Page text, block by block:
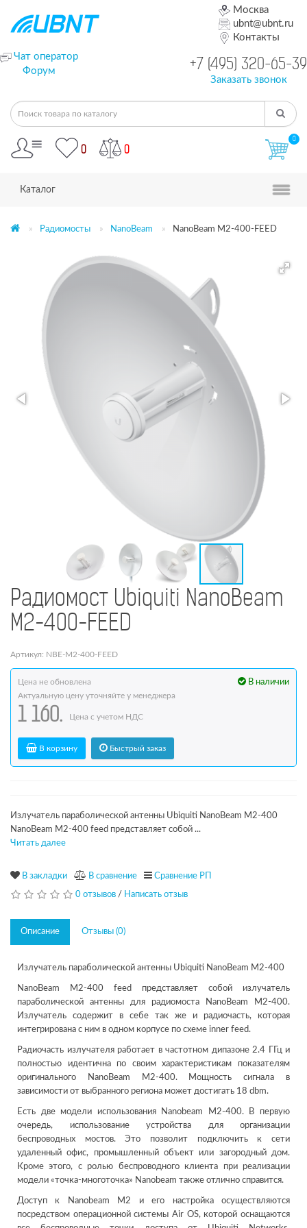
Москва
ubnt@ubnt.ru
Контакты
Чат оператор
Форум
+7 (495) 320-65-39
Заказать звонок
0 0
0
Каталог
Радиомосты NanoBeam NanoBeam M2-400-FEED
Радиомост Ubiquiti NanoBeam
M2-400-FEED
Артикул: NBE-M2-400-FEED
В наличии
Цена не обновлена
Актуальную цену уточняйте у менеджера
1 160. Цена с учетом НДС
В корзину Быстрый заказ
Излучатель параболической антенны Ubiquiti NanoBeam M2-400
NanoBeam M2-400 feed представляет собой ...
Читать далее
В закладки В сравнение Сравнение РП
0 отзывов / Написать отзыв
Описание Отзывы (0)
Излучатель параболической антенны Ubiquiti NanoBeam M2-400
NanoBeam M2-400 feed представляет собой излучатель
параболической антенны для радиомоста NanoBeam M2-400.
Излучатель содержит в себе так же и радиочасть, которая
интегрирована с ним в одном корпусе по схеме inner feed.
Радиочасть излучателя работает в частотном дипазоне 2.4 ГГц и
полностью идентична по своим характеристикам показателям
оригинального NanoBeam M2-400. Мощность сигнала в
зависимости от выбранного региона может достигать 18 dbm.
Есть две модели использования Nanobeam M2-400. В первую
очередь, использование устройства для организации
беспроводных мостов. Это позволит подключить к сети
удаленный офис, промышленный объект или загородный дом.
Кроме этого, с ролью беспроводного клиента при реализации
модели «точка-многоточка» Nanobeam также отлично справится.
Доступ к Nanobeam M2 и его настройка осуществляются
посредством операционной системы Air OS, которой оснащаются